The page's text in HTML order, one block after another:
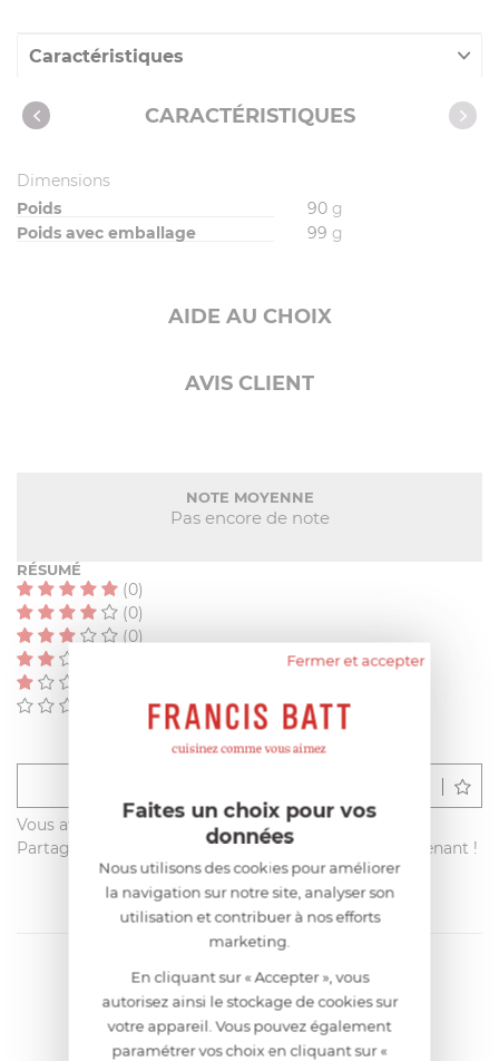
Caractéristiques
CARACTÉRISTIQUES
Dimensions
Poids
90 g
Poids avec emballage
99 g
AIDE AU CHOIX
AVIS CLIENT
NOTE MOYENNE
Pas encore de note
RÉSUMÉ
(0)
(0)
(0)
Vous avez acheté ce produit sur francisbatt.com ?
Partagez votre avis avec les autres clients dès maintenant !
Fermer et accepter
Faites un choix pour vos
données
Nous utilisons des cookies pour améliorer
la navigation sur notre site, analyser son
utilisation et contribuer à nos efforts
marketing.
En cliquant sur « Accepter », vous
autorisez ainsi le stockage de cookies sur
votre appareil. Vous pouvez également
paramétrer vos choix en cliquant sur «